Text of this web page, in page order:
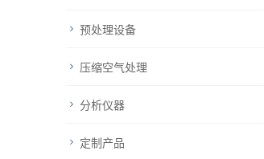
预处理设备
压缩空气处理
分析仪器
定制产品